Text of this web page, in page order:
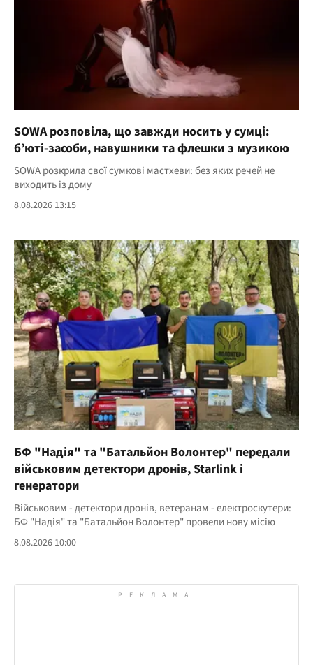
SOWA розповіла, що завжди носить у сумці:
б’юті-засоби, навушники та флешки з музикою
SOWA розкрила свої сумкові мастхеви: без яких речей не
виходить із дому
8.08.2026 13:15
БФ "Надія" та "Батальйон Волонтер" передали
військовим детектори дронів, Starlink і
генератори
Військовим - детектори дронів, ветеранам - електроскутери:
БФ "Надія" та "Батальйон Волонтер" провели нову місію
8.08.2026 10:00